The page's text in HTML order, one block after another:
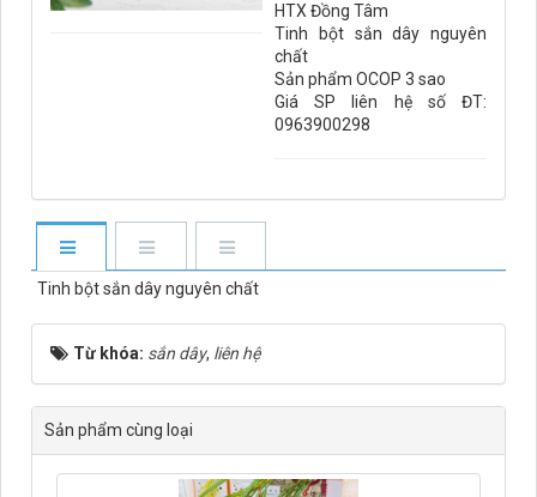
HTX Đồng Tâm
Tinh bột sắn dây nguyên
chất
Sản phẩm OCOP 3 sao
Giá SP liên hệ số ĐT:
0963900298
Tinh bột sắn dây nguyên chất
Từ khóa: sắn dây, liên hệ
Sản phẩm cùng loại